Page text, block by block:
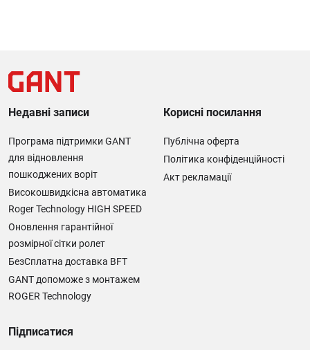
Недавні записи
Програма підтримки GANT
для відновлення
пошкоджених воріт
Високошвидкісна автоматика
Roger Technology HIGH SPEED
Оновлення гарантійної
розмірної сітки ролет
БезСплатна доставка BFT
GANT допоможе з монтажем
ROGER Technology
Корисні посилання
Публічна оферта
Політика конфіденційності
Акт рекламації
Підписатися